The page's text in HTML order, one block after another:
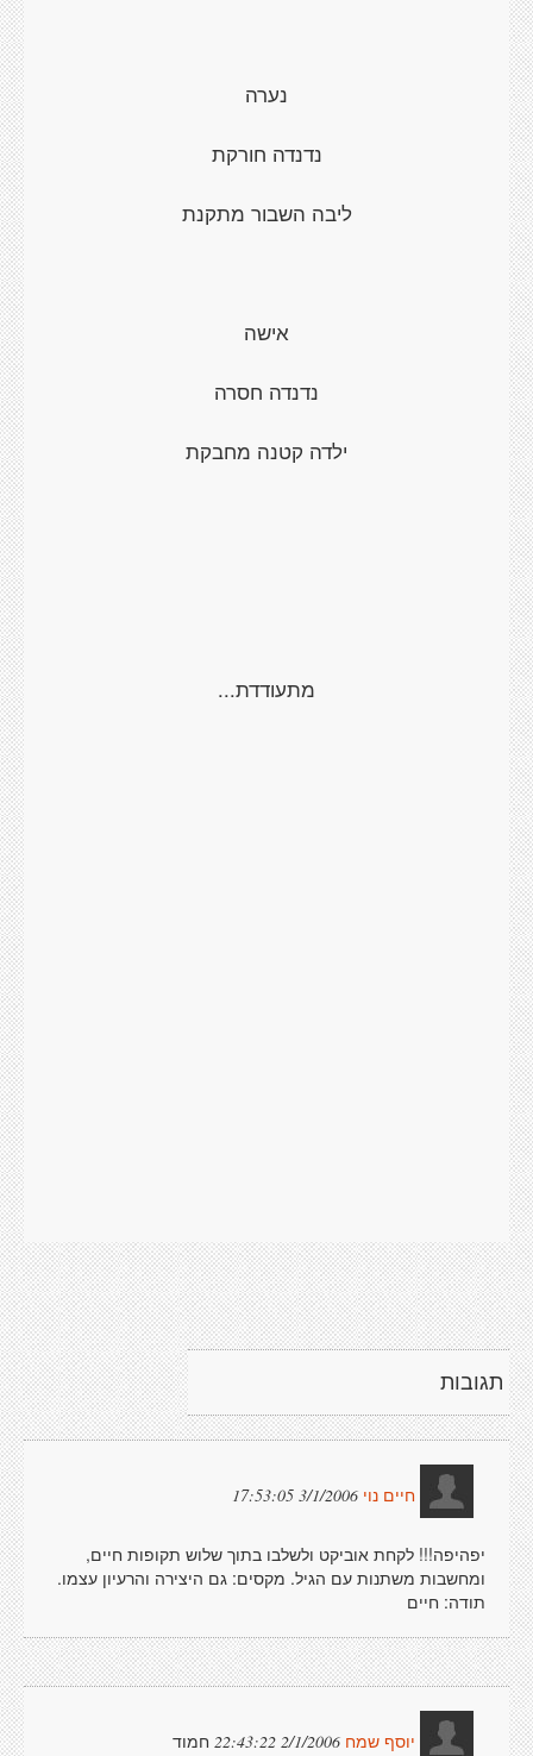
נערה
נדנדה חורקת
ליבה השבור מתקנת
אישה
נדנדה חסרה
ילדה קטנה מחבקת
מתעודדת...
תגובות
חיים נוי 3/1/2006 17:53:05
יפהיפה!!! לקחת אוביקט ולשלבו בתוך שלוש תקופות חיים,
ומחשבות משתנות עם הגיל. מקסים: גם היצירה והרעיון עצמו.
תודה: חיים
יוסף שמח 2/1/2006 22:43:22 חמוד